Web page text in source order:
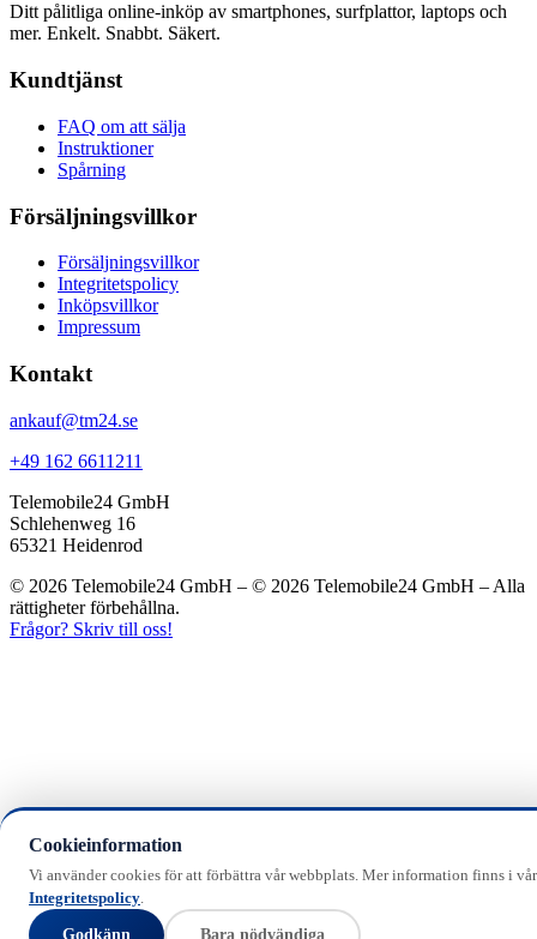
Ditt pålitliga online-inköp av smartphones, surfplattor, laptops och
mer. Enkelt. Snabbt. Säkert.
Kundtjänst
FAQ om att sälja
Instruktioner
Spårning
Försäljningsvillkor
Försäljningsvillkor
Integritetspolicy
Inköpsvillkor
Impressum
Kontakt
ankauf@tm24.se
+49 162 6611211
Telemobile24 GmbH
Schlehenweg 16
65321 Heidenrod
© 2026 Telemobile24 GmbH – © 2026 Telemobile24 GmbH – Alla
rättigheter förbehållna.
Frågor? Skriv till oss!
Cookieinformation
Vi använder cookies för att förbättra vår webbplats. Mer information finns i vår
Integritetspolicy.
Godkänn Bara nödvändiga